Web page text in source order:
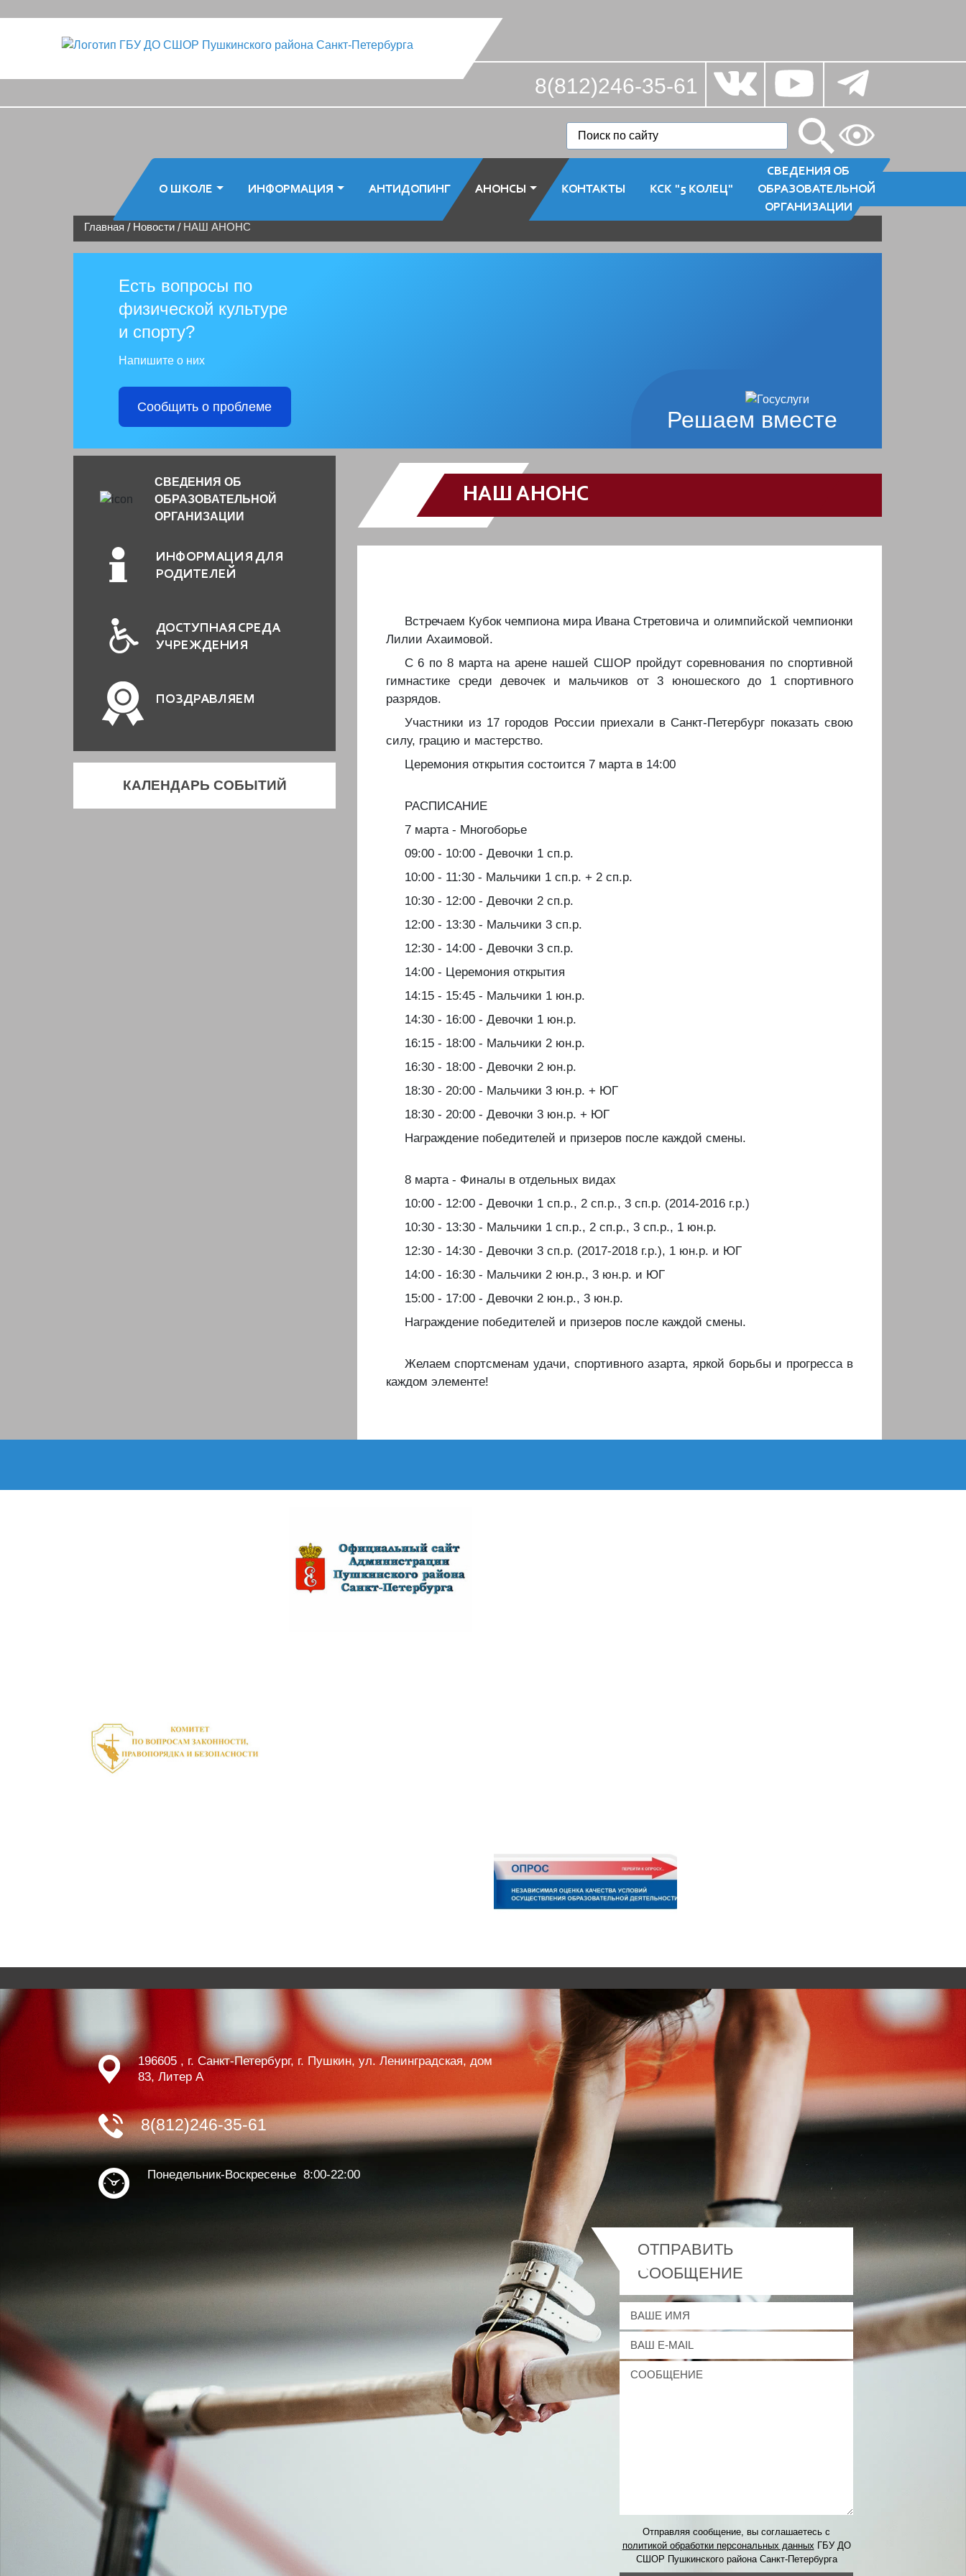
8(812)246-35-61
О ШКОЛЕ ИНФОРМАЦИЯ АНТИДОПИНГ АНОНСЫ КОНТАКТЫ КСК "5 КОЛЕЦ"
СВЕДЕНИЯ ОБ
ОБРАЗОВАТЕЛЬНОЙ
ОРГАНИЗАЦИИ
Главная / Новости / НАШ АНОНС
Решаем вместе
Есть вопросы по
физической культуре
и спорту?
Напишите о них
Сообщить о проблеме
СВЕДЕНИЯ ОБ
ОБРАЗОВАТЕЛЬНОЙ
ОРГАНИЗАЦИИ
ИНФОРМАЦИЯ ДЛЯ
РОДИТЕЛЕЙ
ДОСТУПНАЯ СРЕДА
УЧРЕЖДЕНИЯ
ПОЗДРАВЛЯЕМ
КАЛЕНДАРЬ СОБЫТИЙ
НАШ АНОНС
️️️Встречаем Кубок чемпиона мира Ивана Стретовича и олимпийской чемпионки
Лилии Ахаимовой.
️С 6 по 8 марта на арене нашей СШОР пройдут соревнования по спортивной
гимнастике среди девочек и мальчиков от 3 юношеского до 1 спортивного
разрядов.
️️Участники из 17 городов России приехали в Санкт-Петербург показать свою
силу, грацию и мастерство.
️️️Церемония открытия состоится 7 марта в 14:00
️РАСПИСАНИЕ
️7 марта - Многоборье
️09:00 - 10:00 - Девочки 1 сп.р.
️10:00 - 11:30 - Мальчики 1 сп.р. + 2 сп.р.
️10:30 - 12:00 - Девочки 2 сп.р.
️12:00 - 13:30 - Мальчики 3 сп.р.
️12:30 - 14:00 - Девочки 3 сп.р.
️14:00 - Церемония открытия
️14:15 - 15:45 - Мальчики 1 юн.р.
️14:30 - 16:00 - Девочки 1 юн.р.
️16:15 - 18:00 - Мальчики 2 юн.р.
️16:30 - 18:00 - Девочки 2 юн.р.
️18:30 - 20:00 - Мальчики 3 юн.р. + ЮГ
️18:30 - 20:00 - Девочки 3 юн.р. + ЮГ
️Награждение победителей и призеров после каждой смены.
️8 марта - Финалы в отдельных видах
️10:00 - 12:00 - Девочки 1 сп.р., 2 сп.р., 3 сп.р. (2014-2016 г.р.)
️10:30 - 13:30 - Мальчики 1 сп.р., 2 сп.р., 3 сп.р., 1 юн.р.
️12:30 - 14:30 - Девочки 3 сп.р. (2017-2018 г.р.), 1 юн.р. и ЮГ
️14:00 - 16:30 - Мальчики 2 юн.р., 3 юн.р. и ЮГ
️15:00 - 17:00 - Девочки 2 юн.р., 3 юн.р.
️Награждение победителей и призеров после каждой смены.
️️Желаем спортсменам удачи, спортивного азарта, яркой борьбы и прогресса в
каждом элементе!
196605 , г. Санкт-Петербург, г. Пушкин, ул. Ленинградская, дом
83, Литер А
8(812)246-35-61
Понедельник-Воскресенье 8:00-22:00
ОТПРАВИТЬ
СООБЩЕНИЕ
Отправляя сообщение, вы соглашаетесь с
политикой обработки персональных данных ГБУ ДО
СШОР Пушкинского района Санкт-Петербурга